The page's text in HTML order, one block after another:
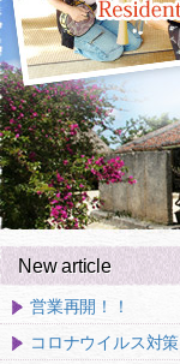
New article
営業再開！！
コロナウイルス対策